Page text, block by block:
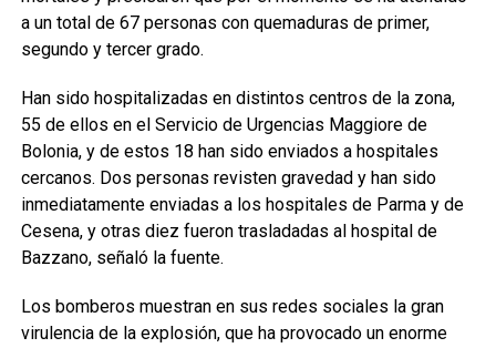
a un total de 67 personas con quemaduras de primer,
segundo y tercer grado.
Han sido hospitalizadas en distintos centros de la zona,
55 de ellos en el Servicio de Urgencias Maggiore de
Bolonia, y de estos 18 han sido enviados a hospitales
cercanos. Dos personas revisten gravedad y han sido
inmediatamente enviadas a los hospitales de Parma y de
Cesena, y otras diez fueron trasladadas al hospital de
Bazzano, señaló la fuente.
Los bomberos muestran en sus redes sociales la gran
virulencia de la explosión, que ha provocado un enorme